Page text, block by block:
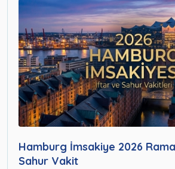
Hamburg İmsakiye 2026
Sahur Vakit